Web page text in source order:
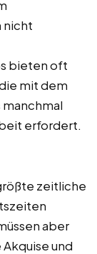
nicht
bieten oft
mit dem
erfordert.
zeitliche
aber
und